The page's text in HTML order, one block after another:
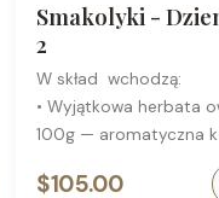
Smakolyki -
2
W skład wchodzą:
• Wyjątkowa herbata
100g — aromatyczna
róży i liści jeżyn,
$105.00